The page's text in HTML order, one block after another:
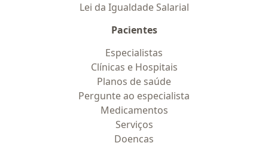
Lei da Igualdade Salarial
Pacientes
Especialistas
Clínicas e Hospitais
Planos de saúde
Pergunte ao especialista
Medicamentos
Serviços
Doencas